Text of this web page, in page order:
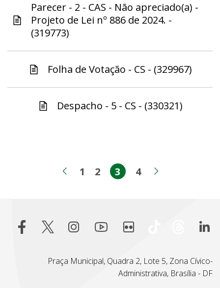
Parecer - 2 - CAS - Não apreciado(a) -
Projeto de Lei nº 886 de 2024. -
(319773)
Folha de Votação - CS - (329967)
Despacho - 5 - CS - (330321)
Página anterior
Página
1 Página
2 Página
3 Página
4
Praça Municipal, Quadra 2, Lote 5, Zona Cívico-
Administrativa, Brasília - DF